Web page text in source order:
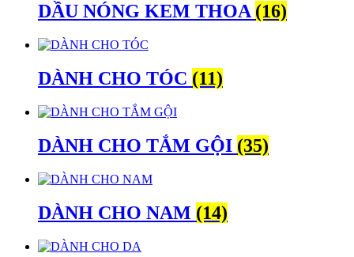
DẦU NÓNG KEM THOA(16)
DÀNH CHO TÓC (11)
DÀNH CHO TẮM GỘI (35)
DÀNH CHO NAM (14)